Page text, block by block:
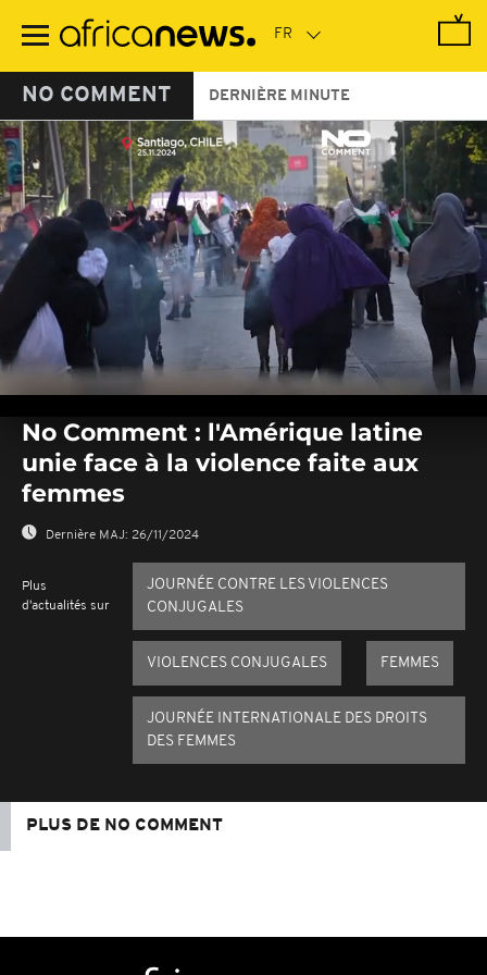
contenu
NO COMMENT DERNIÈRE MINUTE
seconds
seconds
No Comment : l'Amérique latine
unie face à la violence faite aux
femmes
Dernière MAJ: 26/11/2024
Plus
d'actualités sur
JOURNÉE CONTRE LES VIOLENCES
CONJUGALES
VIOLENCES CONJUGALES FEMMES
JOURNÉE INTERNATIONALE DES DROITS
DES FEMMES
PLUS DE NO COMMENT